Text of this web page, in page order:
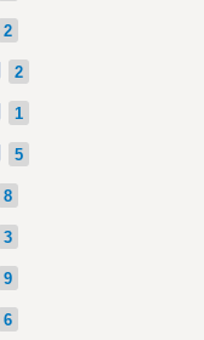
2
2
1
5
8
3
9
6